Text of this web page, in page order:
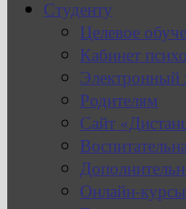
Студенту
Целевое
Кабинет
Электронный
Родителям
Сайт
Онлайн-курсы